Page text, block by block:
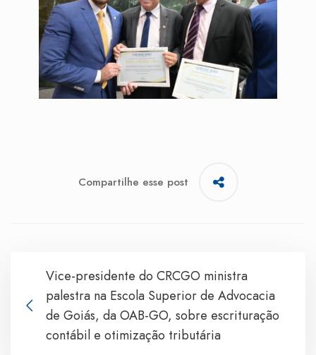
Compartilhe esse post
Vice-presidente do CRCGO ministra
palestra na Escola Superior de Advocacia
de Goiás, da OAB-GO, sobre escrituração
contábil e otimização tributária